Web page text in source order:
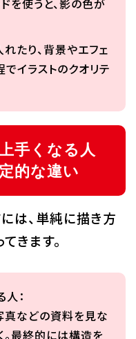
を使うと、影の色が
れたり、背景やエフェ
でイラストのクオリテ
手くなる人
的な違い
は、単純に描き方
きます。
：
真などの資料を見な
最終的には構造を